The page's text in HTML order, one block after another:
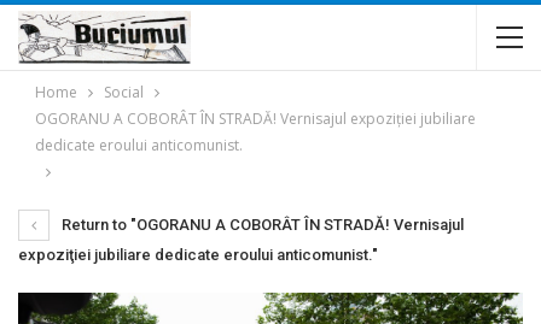
Home
Social
OGORANU A COBORÂT ÎN STRADĂ! Vernisajul expoziţiei jubiliare
dedicate eroului anticomunist.
Return to "OGORANU A COBORÂT ÎN STRADĂ! Vernisajul
expoziţiei jubiliare dedicate eroului anticomunist."